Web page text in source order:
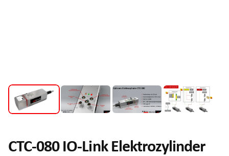
CTC-080 IO-Link Elektrozylinder